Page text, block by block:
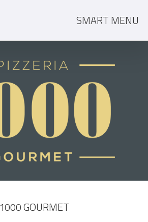
SMART MENU
1000 GOURMET